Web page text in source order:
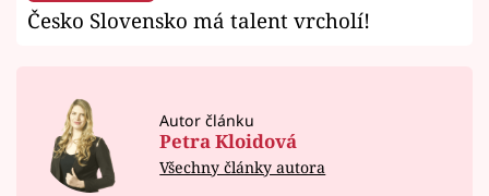
Česko Slovensko má talent vrcholí!
Autor článku
Petra Kloidová
Všechny články autora